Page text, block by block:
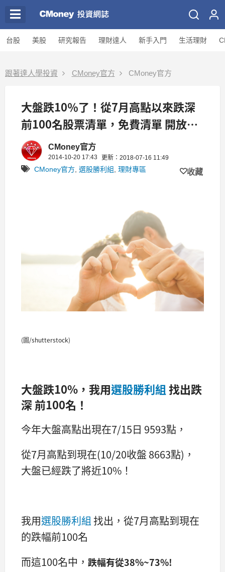
台股 美股 研究報告 理財達人 新手入門 生活理財
跟著達人學投資 CMoney官方 CMoney官方
大盤跌10％了！從7月高點以來跌深
前100名股票清單，免費清單 開放下
載！
CMoney官方
2014-10-20 17:43 更新：2018-07-16 11:49
CMoney官方 選股勝利組 理財專區 收藏
(圖/shutterstock)
大盤跌10%，我用選股勝利組 找出跌
深 前100名！
今年大盤高點出現在7/15日 9593點，
從7月高點到現在(10/20收盤 8663點)，
大盤已經跌了將近10%！
我用選股勝利組找出，從7月高點到現在
的跌幅前100名
而這100名中， 跌幅有從38%~73%!